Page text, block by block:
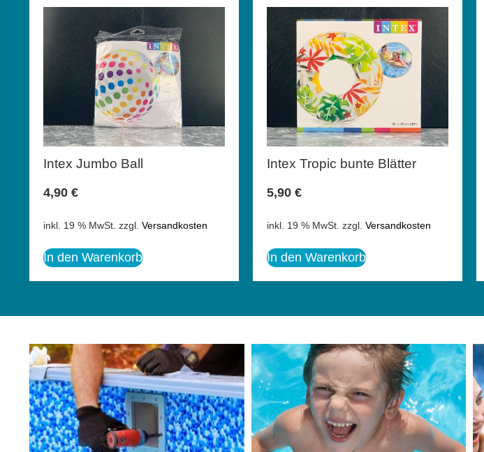
Intex Jumbo Ball
4,90 €
inkl. 19 % MwSt. zzgl. Versandkosten
In den Warenkorb
Intex Tropic bunte Blätter
5,90 €
inkl. 19 % MwSt. zzgl. Versandkosten
In den Warenkorb